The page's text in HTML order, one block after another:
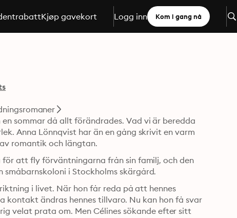
Kjøp gavekort Logg inn Kom i gang nå
sommar då allt förändrades. Vad vi är beredda
Anna Lönnqvist har än en gång skrivit en varm
romantik och längtan.
för att fly förväntningarna från sin familj, och den
i Stockholms skärgård.
i livet. När hon får reda på att hennes
kontakt ändras hennes tillvaro. Nu kan hon få svar
velat prata om. Men Célines sökande efter sitt